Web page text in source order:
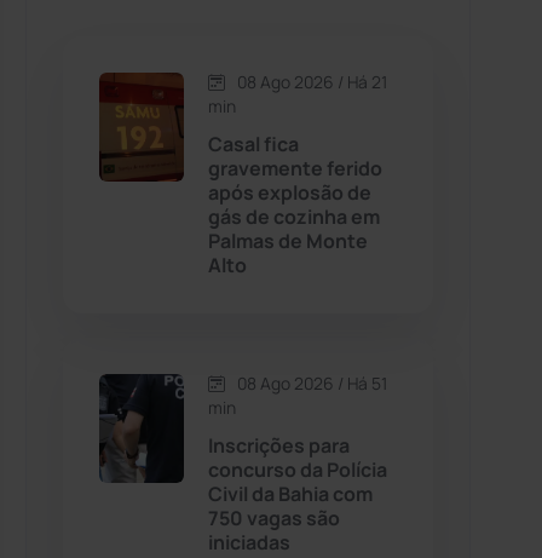
Caetité (1504)
Cândido Sales
Caturama
Chapada Diamantina (430)
08 Ago 2026 / Há 21
min
Casal fica
gravemente ferido
após explosão de
gás de cozinha em
Palmas de Monte
Alto
08 Ago 2026 / Há 51
min
Inscrições para
concurso da Polícia
Civil da Bahia com
750 vagas são
iniciadas